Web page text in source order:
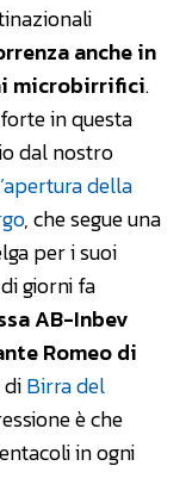
anche in
microbirrifici.
in questa
dal nostro
della
, che segue una
per i suoi
giorni fa
AB-Inbev
Romeo di
Birra del
è che
in ogni